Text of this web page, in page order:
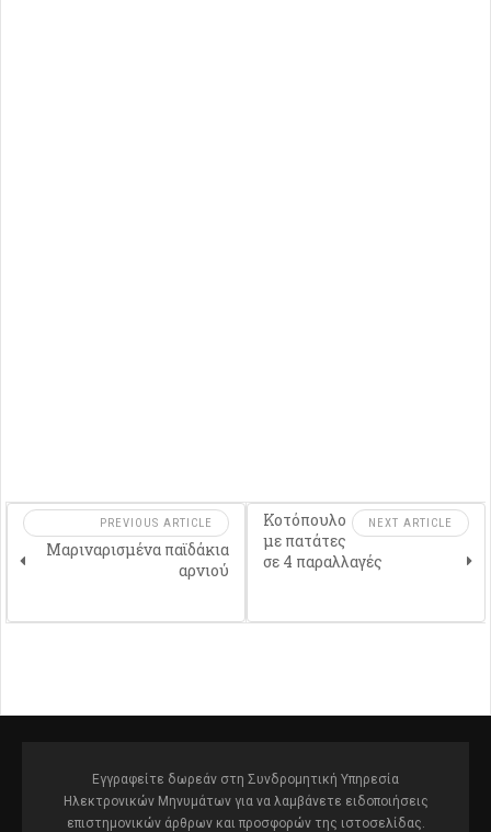
PREVIOUS ARTICLE
Μαριναρισμένα παϊδάκια
αρνιού
NEXT ARTICLE
Κοτόπουλο
με πατάτες
σε 4 παραλλαγές
Εγγραφείτε δωρεάν στη Συνδρομητική Υπηρεσία
Ηλεκτρονικών Μηνυμάτων για να λαμβάνετε ειδοποιήσεις
επιστημονικών άρθρων και προσφορών της ιστοσελίδας.